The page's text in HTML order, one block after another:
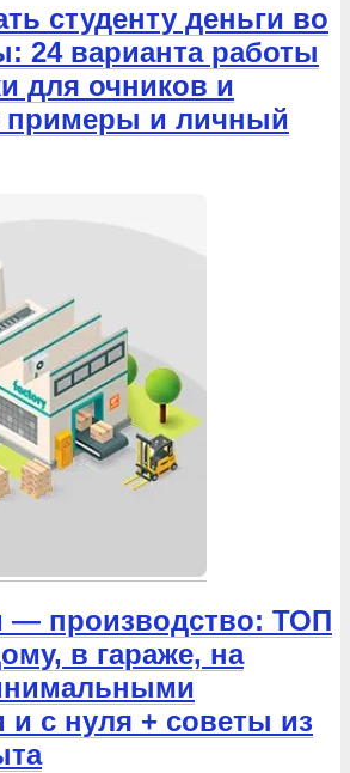
студенту деньги во
24 варианта работы
для очников и
примеры и личный
— производство: ТОП
в гараже, на
с нуля + советы из